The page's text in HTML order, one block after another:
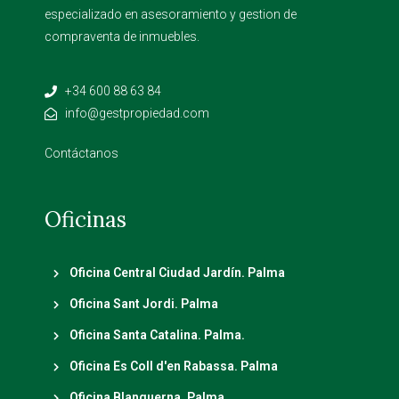
especializado en asesoramiento y gestion de
compraventa de inmuebles.
+34 600 88 63 84
info@gestpropiedad.com
Contáctanos
Oficinas
Oficina Central Ciudad Jardín. Palma
Oficina Sant Jordi. Palma
Oficina Santa Catalina. Palma.
Oficina Es Coll d'en Rabassa. Palma